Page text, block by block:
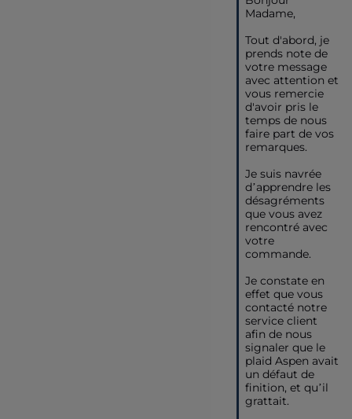
Madame,
Tout d'abord, je
prends note de
votre message
avec attention et
vous remercie
d'avoir pris le
temps de nous
faire part de vos
remarques.
Je suis navrée
d’apprendre les
désagréments
que vous avez
rencontré avec
votre
commande.
Je constate en
effet que vous
contacté notre
service client
afin de nous
signaler que le
plaid Aspen avait
un défaut de
finition, et qu’il
grattait.